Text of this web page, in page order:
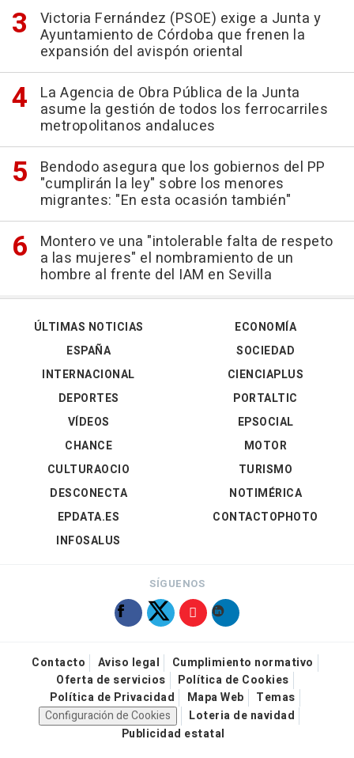
Victoria Fernández (PSOE) exige a Junta y
Ayuntamiento de Córdoba que frenen la
expansión del avispón oriental
La Agencia de Obra Pública de la Junta
asume la gestión de todos los ferrocarriles
metropolitanos andaluces
Bendodo asegura que los gobiernos del PP
"cumplirán la ley" sobre los menores
migrantes: "En esta ocasión también"
Montero ve una "intolerable falta de respeto
a las mujeres" el nombramiento de un
hombre al frente del IAM en Sevilla
ÚLTIMAS NOTICIAS
ESPAÑA
INTERNACIONAL
DEPORTES
VÍDEOS
ECONOMÍA
SOCIEDAD
CIENCIAPLUS
PORTALTIC
EPSOCIAL
CHANCE
CULTURAOCIO
DESCONECTA
EPDATA.ES
INFOSALUS
MOTOR
TURISMO
NOTIMÉRICA
CONTACTOPHOTO
SÍGUENOS
Contacto Aviso legal
Cumplimiento normativo
Oferta de servicios
Política de Cookies
Política de Privacidad
Mapa Web
Temas
Configuración de Cookies
Loteria de navidad
Publicidad estatal